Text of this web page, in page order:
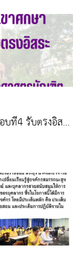
ที่4 รับตรงอิสระ